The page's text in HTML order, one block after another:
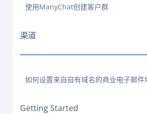
使用ManyChat创建客户群
渠道
如何设置来自自有域名的商业电子邮件
Getting Started